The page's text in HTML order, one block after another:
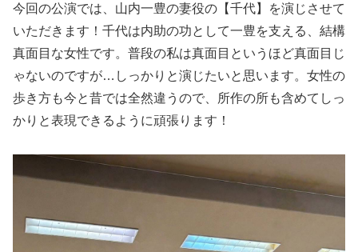
今回の公演では、山内一豊の妻役の【千代】を演じさせて
いただきます！千代は内助の功として一豊を支える、結構
真面目な女性です。普段の私は真面目というほど真面目じ
ゃないのですが…しっかりと演じたいと思います。女性の
歩き方も今と昔では全然違うので、所作の所も含めてしっ
かりと表現できるように頑張ります！